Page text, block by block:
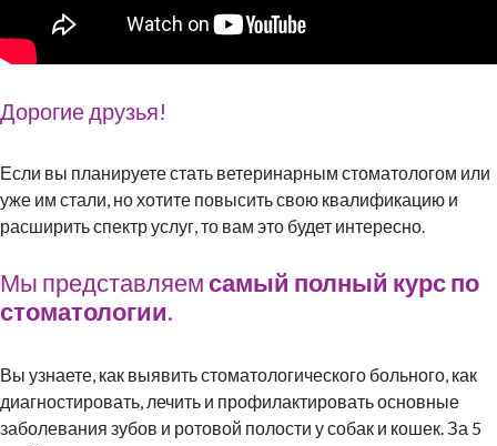
Дорогие друзья!
Если вы планируете стать ветеринарным стоматологом или
уже им стали, но хотите повысить свою квалификацию и
расширить спектр услуг, то вам это будет интересно.
Мы представляемсамый полный курс по
стоматологии.
Вы узнаете, как выявить стоматологического больного, как
диагностировать, лечить и профилактировать основные
заболевания зубов и ротовой полости у собак и кошек. За 5